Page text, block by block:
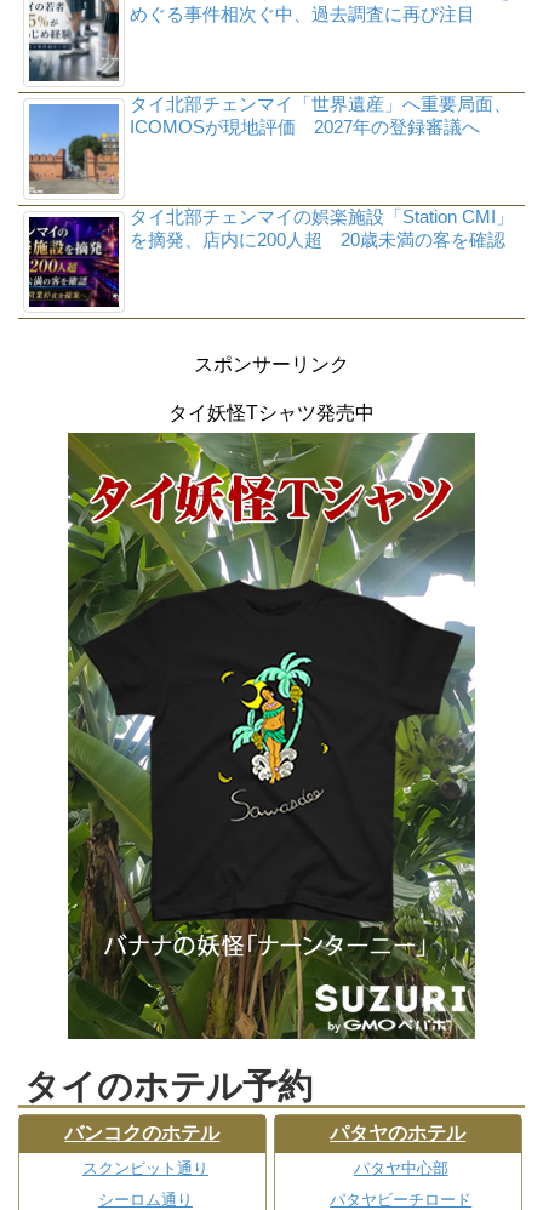
めぐる事件相次ぐ中、過去調査に再び注目
タイ北部チェンマイ「世界遺産」へ重要局面、
ICOMOSが現地評価 2027年の登録審議へ
タイ北部チェンマイの娯楽施設「Station CMI」
を摘発、店内に200人超 20歳未満の客を確認
スポンサーリンク
タイ妖怪Tシャツ発売中
タイのホテル予約
バンコクのホテル
スクンビット通り
シーロム通り
パタヤのホテル
パタヤ中心部
パタヤビーチロード